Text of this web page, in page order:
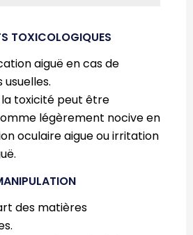
TOXICOLOGIQUES
aiguë en cas de
usuelles.
toxicité peut être
légèrement nocive en
oculaire aigue ou irritation
des matières